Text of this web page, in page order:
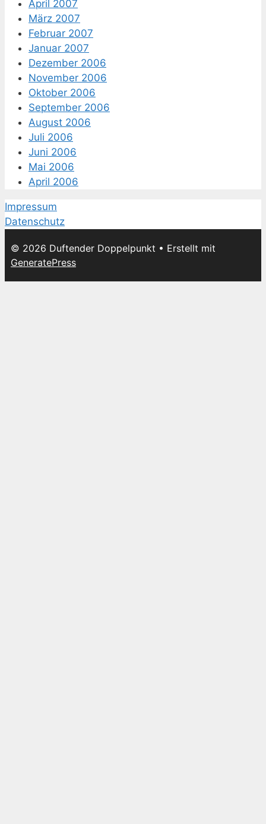
April 2007
März 2007
Februar 2007
Januar 2007
Dezember 2006
November 2006
Oktober 2006
September 2006
August 2006
Juli 2006
Juni 2006
Mai 2006
April 2006
Impressum
Datenschutz
© 2026 Duftender Doppelpunkt • Erstellt mit
GeneratePress